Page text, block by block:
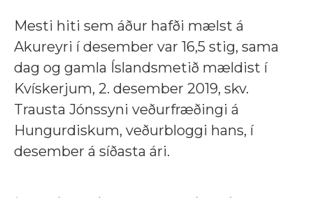
Mesti hiti sem áður hafði mælst á
Akureyri í desember var 16,5 stig, sama
dag og gamla Íslandsmetið mældist í
Kvískerjum, 2. desember 2019, skv.
Trausta Jónssyni veðurfræðingi á
Hungurdiskum, veðurbloggi hans, í
desember á síðasta ári.